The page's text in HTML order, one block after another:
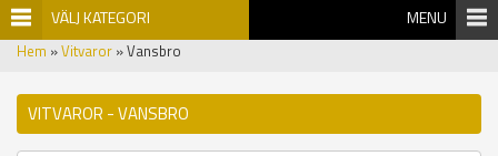
VÄLJ KATEGORI MENU
Hem »Vitvaror » Vansbro
VITVAROR - VANSBRO